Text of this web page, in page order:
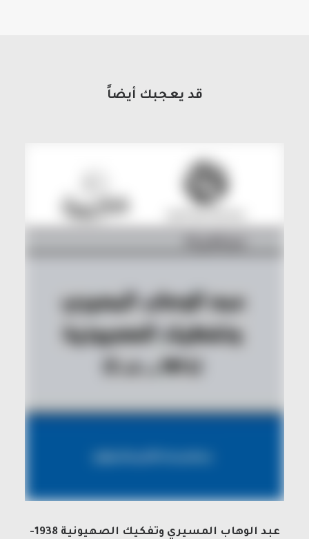
قد يعجبك أيضاً
عبد الوهاب المسيري وتفكيك الصهيونية 1938-